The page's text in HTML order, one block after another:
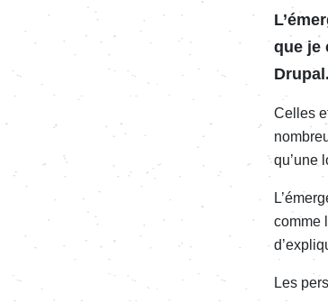
que je
Drupal.
Celles
qu’une
comme
Les